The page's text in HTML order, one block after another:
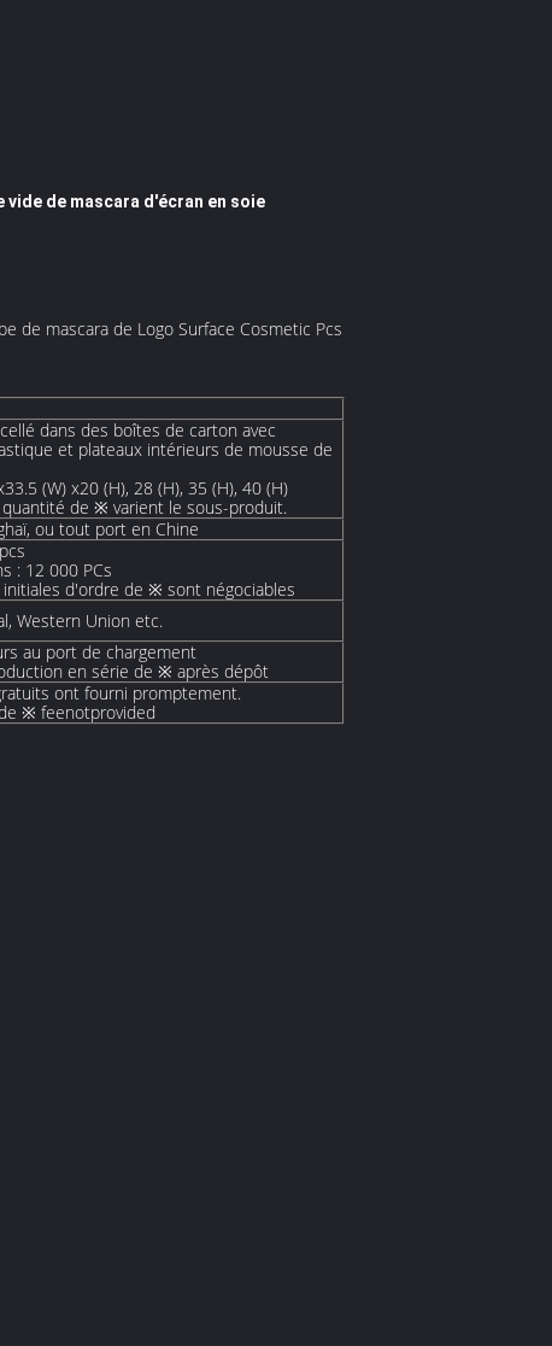
vide de mascara d'écran en soie
de mascara de Logo Surface Cosmetic Pcs
dans des boîtes de carton avec
et plateaux intérieurs de mousse de
(W) x20 (H), 28 (H), 35 (H), 40 (H)
de ※ varient le sous-produit.
ou tout port en Chine
: 12 000 PCs
d'ordre de ※ sont négociables
Western Union etc.
au port de chargement
en série de ※ après dépôt
ont fourni promptement.
※ feenotprovided